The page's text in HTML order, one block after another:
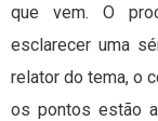
que vem. O
esclarecer uma
relator do tema, o
os pontos estão